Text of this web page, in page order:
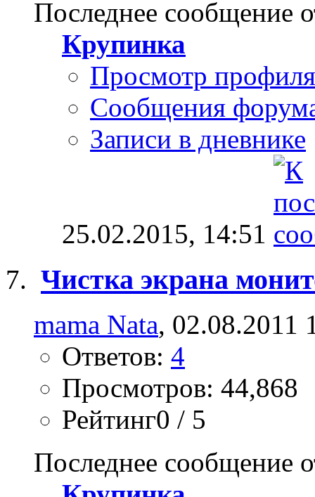
Последнее сообщение
Крупинка
Просмотр профиля
Сообщения
Записи в дневнике
25.02.2015, 14:51
Чистка экрана
mama Nata, 02.08.2011
Ответов: 4
Просмотров: 44,868
Рейтинг0 / 5
Последнее сообщение